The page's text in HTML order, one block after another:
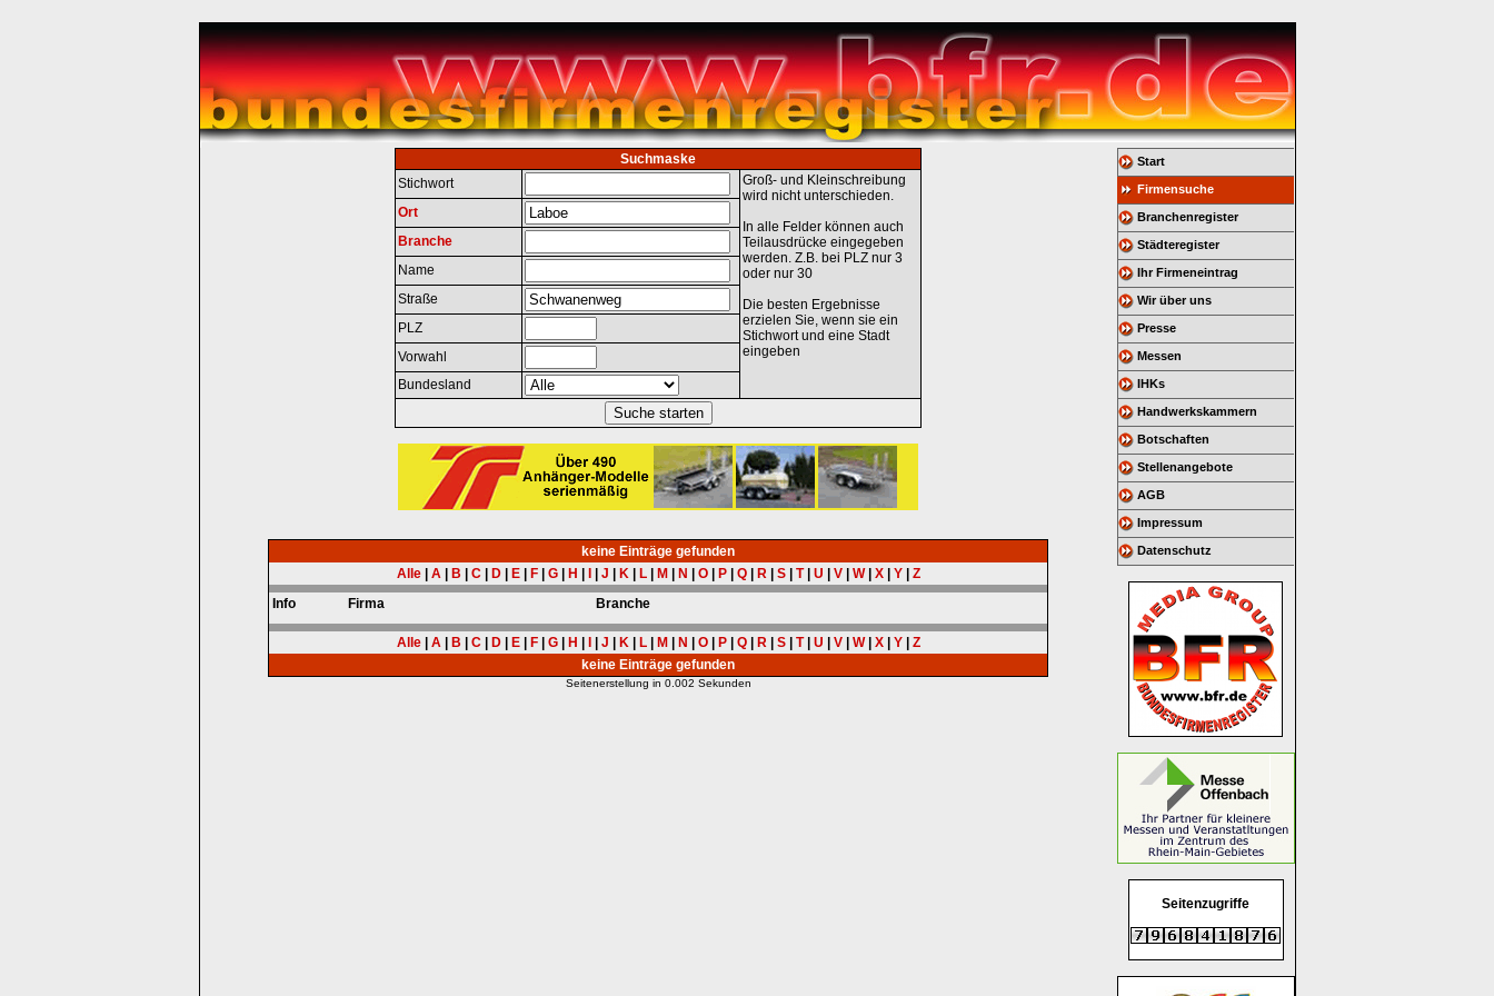
Suchmaske
Stichwort
Groß- und Kleinschreibung
wird nicht unterschieden.
In alle Felder können auch
Teilausdrücke eingegeben
werden. Z.B. bei PLZ nur 3
oder nur 30
Die besten Ergebnisse
erzielen Sie, wenn sie ein
Stichwort und eine Stadt
eingeben
Ort
Branche
Name
Straße
PLZ
Vorwahl
Bundesland
keine Einträge gefunden
Alle| A| B C| D| E| F| G| H J K| L| M N O| P| Q| R| S| T| U V| W| X| Y| Z
Info
Firma Branche
Alle| A| B C| D| E| F| G| H J K| L| M N O| P| Q| R| S| T| U V| W| X| Y| Z
keine Einträge gefunden
Seitenerstellung in 0.002 Sekunden
Start
Firmensuche
Branchenregister
Städteregister
Ihr Firmeneintrag
Wir über uns
Presse
Messen
IHKs
Handwerkskammern
Botschaften
Stellenangebote
AGB
Impressum
Datenschutz
Seitenzugriffe